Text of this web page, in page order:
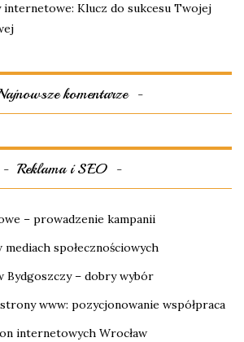
Klucz do sukcesu Twojej
komentarze
Reklama i SEO
– prowadzenie kampanii
społecznościowych
Bydgoszczy – dobry wybór
www: pozycjonowanie współpraca
internetowych Wrocław